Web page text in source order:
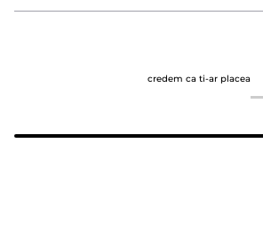
credem ca ti-ar placea